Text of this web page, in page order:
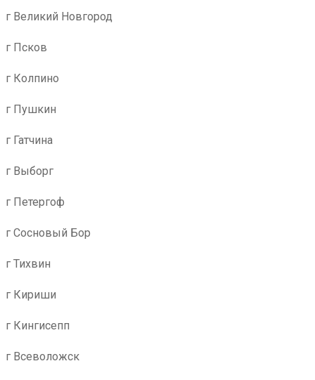
г Великий Новгород
г Псков
г Колпино
г Пушкин
г Гатчина
г Выборг
г Петергоф
г Сосновый Бор
г Тихвин
г Кириши
г Кингисепп
г Всеволожск